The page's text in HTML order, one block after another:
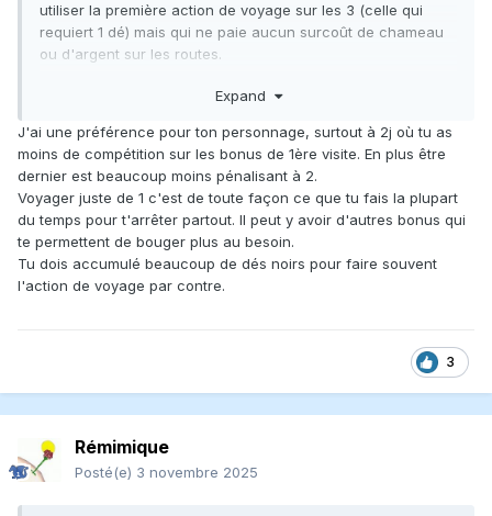
utiliser la première action de voyage sur les 3 (celle qui
requiert 1 dé) mais qui ne paie aucun surcoût de chameau
ou d'argent sur les routes.
C'est madame qui a gagné 78 a 67. Est rendu bonne la
plus contraignant que le sien! Mais j'avais envie de
l'essayer.
Madame a voyagé beaucoup plus que moi, elle a obtenu
plus d'emblèmes grâce à ses multiples comptoirs. En plus ,
elle a fait 1 contrat de plus que moi remportant ainsi le
bonus de 8 points.
accorde des revenus. C'est plus facile à dire quand la
partie est finie!
Expand
J'ai une préférence pour ton personnage, surtout à 2j où tu as
moins de compétition sur les bonus de 1ère visite. En plus être
dernier est beaucoup moins pénalisant à 2.
Voyager juste de 1 c'est de toute façon ce que tu fais la plupart
du temps pour t'arrêter partout. Il peut y avoir d'autres bonus qui
te permettent de bouger plus au besoin.
Tu dois accumulé beaucoup de dés noirs pour faire souvent
l'action de voyage par contre.
3
Rémimique
Posté(e) 3 novembre 2025